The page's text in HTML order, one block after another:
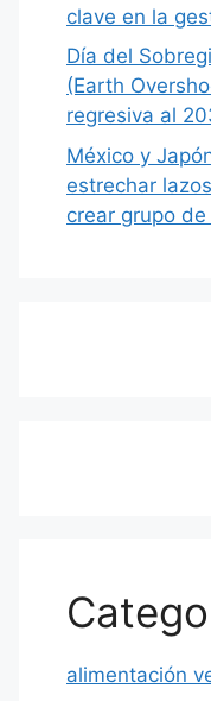
clave en la
Día del
(Earth
regresiva al
México y
estrechar
crear grupo
alimentación